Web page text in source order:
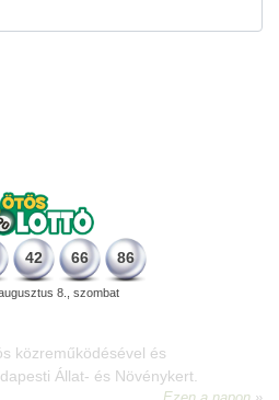
42 66 86
8., szombat
művésznevén Malvina költőnő.
Ezen a napon